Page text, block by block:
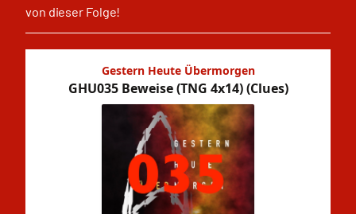
von dieser Folge!